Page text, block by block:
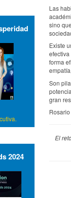
Las
sino
Existe
forma
Son
gran
El
2024